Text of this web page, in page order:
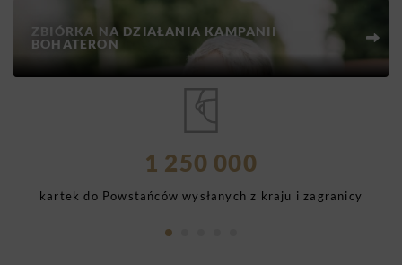
ZBIÓRKA NA DZIAŁANIA KAMPANII
BOHATERON
1 250 000
kartek do Powstańców wysłanych z kraju i zagranicy